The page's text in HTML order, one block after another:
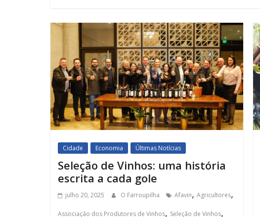
Cidade Economia Últimas Notícias
Seleção de Vinhos: uma história
escrita a cada gole
julho 20, 2025 O Farroupilha Afavin, Agricultores,
Associação dos Produtores de Vinhos, Seleção de Vinhos,